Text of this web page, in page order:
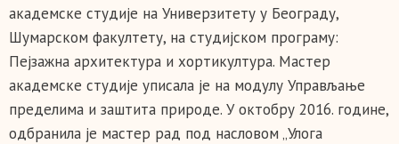
академске студије на Универзитету у Београду,
Шумарском факултету, на студијском програму:
Пејзажна архитектура и хортикултура. Мастер
академске студије уписала је на модулу Управљање
пределима и заштита природе. У октобру 2016. године,
одбранила је мастер рад под насловом „Улога